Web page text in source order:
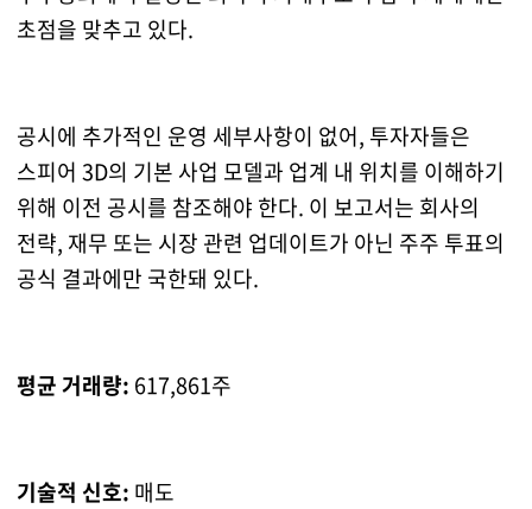
초점을 맞추고 있다.
공시에 추가적인 운영 세부사항이 없어, 투자자들은
스피어 3D의 기본 사업 모델과 업계 내 위치를 이해하기
위해 이전 공시를 참조해야 한다. 이 보고서는 회사의
전략, 재무 또는 시장 관련 업데이트가 아닌 주주 투표의
공식 결과에만 국한돼 있다.
평균 거래량: 617,861주
기술적 신호: 매도